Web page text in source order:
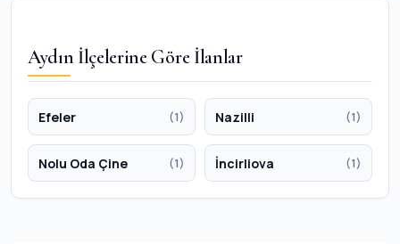
Aydın İlçelerine Göre İlanlar
Efeler (1) Nazilli (1)
Nolu Oda Çine (1) İncirliova (1)